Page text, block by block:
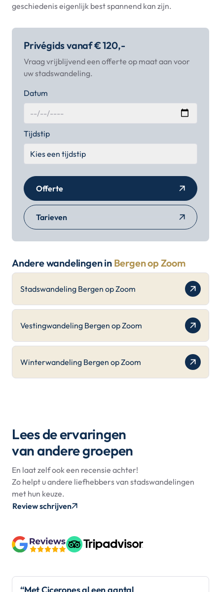
geschiedenis eigenlijk best spannend kan zijn.
Privégids vanaf € 120,-
Vraag vrijblijvend een offerte op maat aan voor
uw stadswandeling.
Datum
Tijdstip
Offerte
Tarieven
Andere wandelingen in Bergen op Zoom
Stadswandeling Bergen op Zoom
Vestingwandeling Bergen op Zoom
Winterwandeling Bergen op Zoom
Lees de ervaringen
van andere groepen
En laat zelf ook een recensie achter!
Zo helpt u andere liefhebbers van stadswandelingen
met hun keuze.
Review schrijven
“Met Cicerones al een aantal